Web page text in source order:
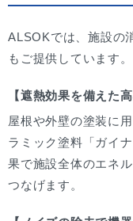
ALSOKでは、施設の
もご提供しています。
【遮熱効果を備えた
屋根や外壁の塗装に
ラミック塗料「ガイ
果で施設全体のエネ
つなげます。